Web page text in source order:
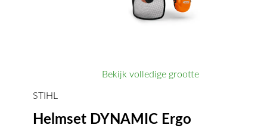
Bekijk volledige grootte
STIHL
Helmset DYNAMIC Ergo